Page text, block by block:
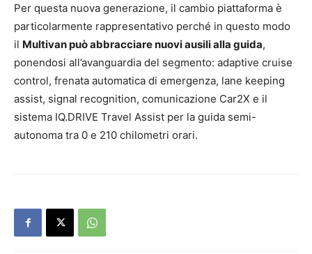
Per questa nuova generazione, il cambio piattaforma è
particolarmente rappresentativo perché in questo modo
il Multivan può abbracciare nuovi ausili alla guida,
ponendosi all’avanguardia del segmento: adaptive cruise
control, frenata automatica di emergenza, lane keeping
assist, signal recognition, comunicazione Car2X e il
sistema IQ.DRIVE Travel Assist per la guida semi-
autonoma tra 0 e 210 chilometri orari.